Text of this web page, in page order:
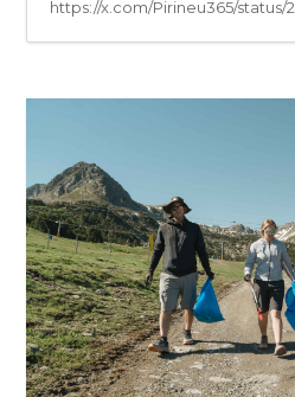
https://x.com/Pirineu365/status/